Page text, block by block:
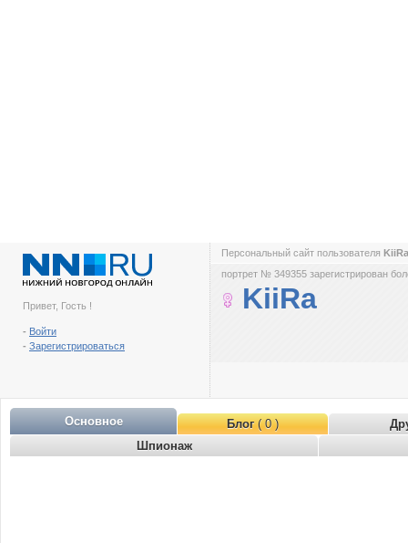
Привет, Гость !
- Войти
- Зарегистрироваться
Персональный сайт пользователя
портрет № 349355 зарегистрирован
KiiRa
Основное Блог( 0 )
Шпионаж